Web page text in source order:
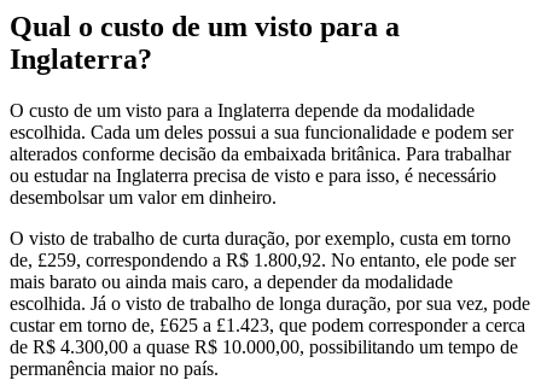
Qual o custo de um visto para a
Inglaterra?
O custo de um visto para a Inglaterra depende da modalidade
escolhida. Cada um deles possui a sua funcionalidade e podem ser
alterados conforme decisão da embaixada britânica. Para trabalhar
ou estudar na Inglaterra precisa de visto e para isso, é necessário
desembolsar um valor em dinheiro.
O visto de trabalho de curta duração, por exemplo, custa em torno
de, £259, correspondendo a R$ 1.800,92. No entanto, ele pode ser
mais barato ou ainda mais caro, a depender da modalidade
escolhida. Já o visto de trabalho de longa duração, por sua vez, pode
custar em torno de, £625 a £1.423, que podem corresponder a cerca
de R$ 4.300,00 a quase R$ 10.000,00, possibilitando um tempo de
permanência maior no país.